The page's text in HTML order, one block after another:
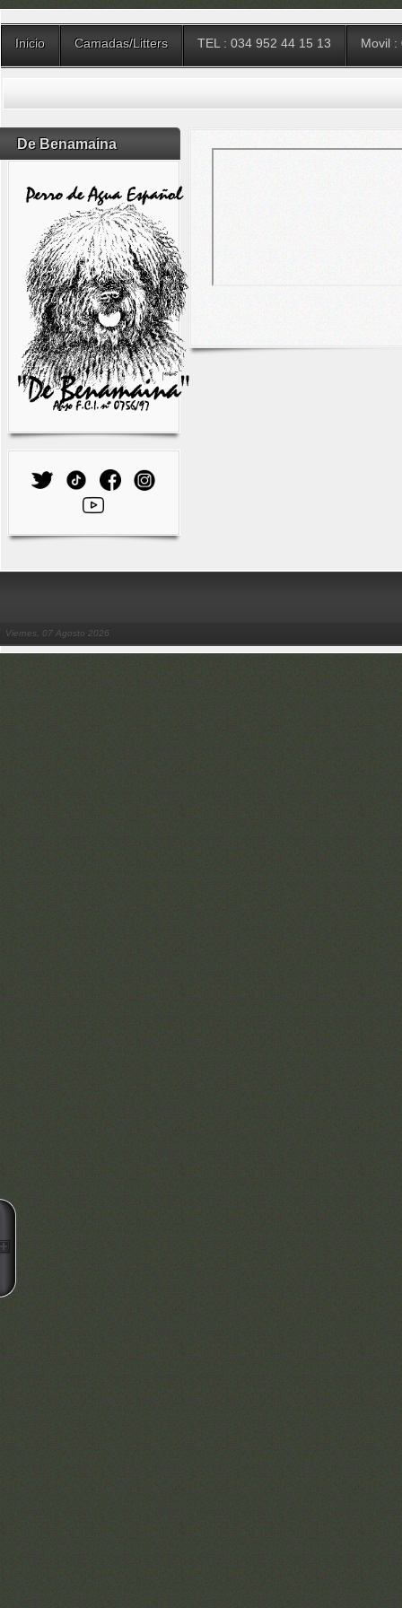
Inicio Camadas/Litters TEL : 034 952 44 15 13 Movil :
De Benamaina
Viernes, 07 Agosto 2026